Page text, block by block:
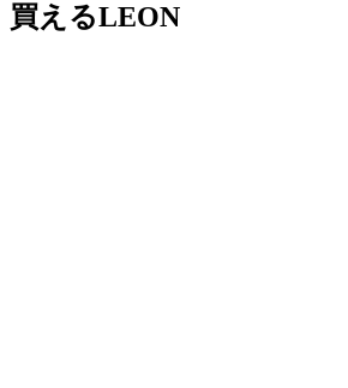
買えるLEON